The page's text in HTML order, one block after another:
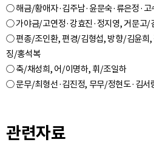
○ 해금/황애자·김주남·윤문숙·류은정·고
○ 가야금/고연정·강효진·정지영, 거문고/
○ 편종/조인환, 편경/김형섭, 방향/김윤희
징/홍석복
○ 축/채성희, 어/이명하, 휘/조일하
관련자료